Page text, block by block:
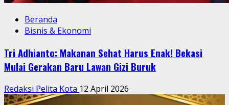
Beranda
Bisnis & Ekonomi
Tri Adhianto: Makanan Sehat Harus Enak! Bekasi
Mulai Gerakan Baru Lawan Gizi Buruk
Redaksi Pelita Kota 12 April 2026